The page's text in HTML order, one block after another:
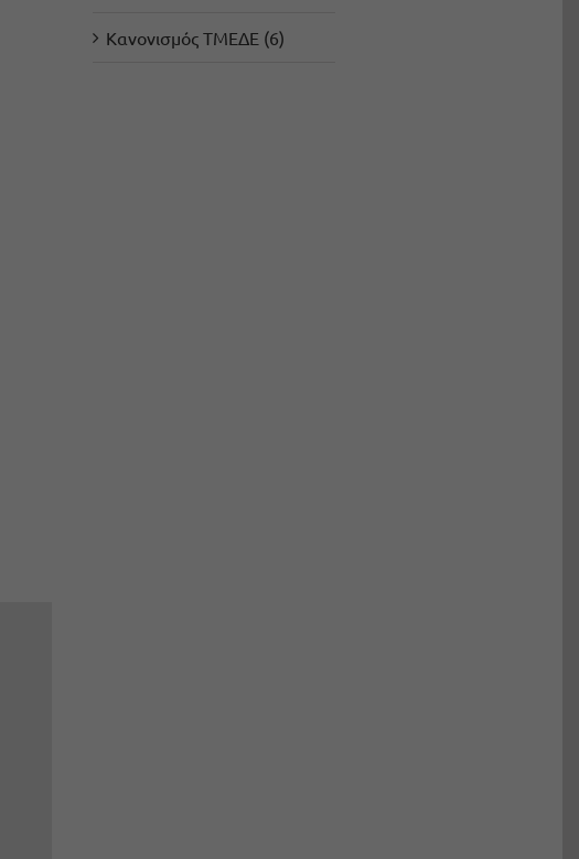
Κανονισμός ΤΜΕΔΕ (6)